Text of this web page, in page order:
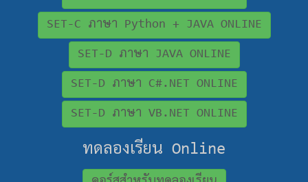
SET-C ภาษา Python + JAVA ONLINE
SET-D ภาษา JAVA ONLINE
SET-D ภาษา C#.NET ONLINE
SET-D ภาษา VB.NET ONLINE
ทดลองเรียน Online